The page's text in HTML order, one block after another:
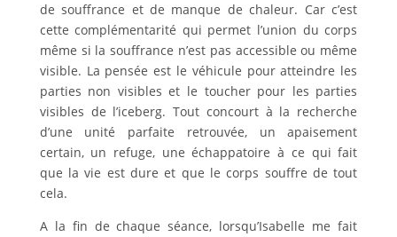
de souffrance et de manque de chaleur. Car c’est
cette complémentarité qui permet l’union du corps
même si la souffrance n’est pas accessible ou même
visible. La pensée est le véhicule pour atteindre les
parties non visibles et le toucher pour les parties
visibles de l’iceberg. Tout concourt à la recherche
d’une unité parfaite retrouvée, un apaisement
certain, un refuge, une échappatoire à ce qui fait
que la vie est dure et que le corps souffre de tout
cela.
A la fin de chaque séance, lorsqu’Isabelle me fait